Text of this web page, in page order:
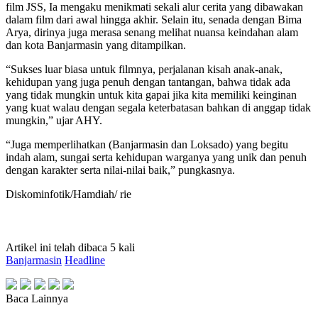
film JSS, Ia mengaku menikmati sekali alur cerita yang dibawakan
dalam film dari awal hingga akhir. Selain itu, senada dengan Bima
Arya, dirinya juga merasa senang melihat nuansa keindahan alam
dan kota Banjarmasin yang ditampilkan.
“Sukses luar biasa untuk filmnya, perjalanan kisah anak-anak,
kehidupan yang juga penuh dengan tantangan, bahwa tidak ada
yang tidak mungkin untuk kita gapai jika kita memiliki keinginan
yang kuat walau dengan segala keterbatasan bahkan di anggap tidak
mungkin,” ujar AHY.
“Juga memperlihatkan (Banjarmasin dan Loksado) yang begitu
indah alam, sungai serta kehidupan warganya yang unik dan penuh
dengan karakter serta nilai-nilai baik,” pungkasnya.
Diskominfotik/Hamdiah/ rie
Artikel ini telah dibaca 5 kali
Banjarmasin Headline
Baca Lainnya